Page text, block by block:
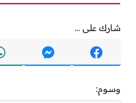
شارك على ...
وسوم: